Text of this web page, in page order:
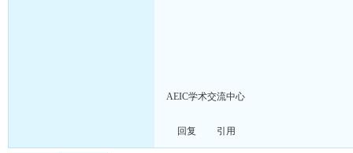
AEIC学术交流中心
回复 引用